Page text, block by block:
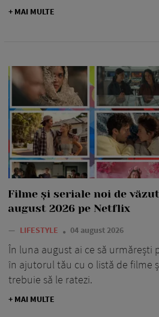
+ MAI MULTE
Filme și seriale noi de
august 2026 pe Netflix
— LIFESTYLE 04 august 2026
În luna august ai ce să urmărești
în ajutorul tău cu o listă de filme
trebuie să le ratezi.
+ MAI MULTE